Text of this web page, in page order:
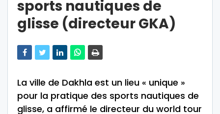
sports nautiques de
glisse (directeur GKA)
La ville de Dakhla est un lieu « unique »
pour la pratique des sports nautiques de
glisse, a affirmé le directeur du world tour